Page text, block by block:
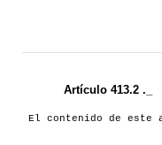
Artículo 413.2 ._
El contenido de este